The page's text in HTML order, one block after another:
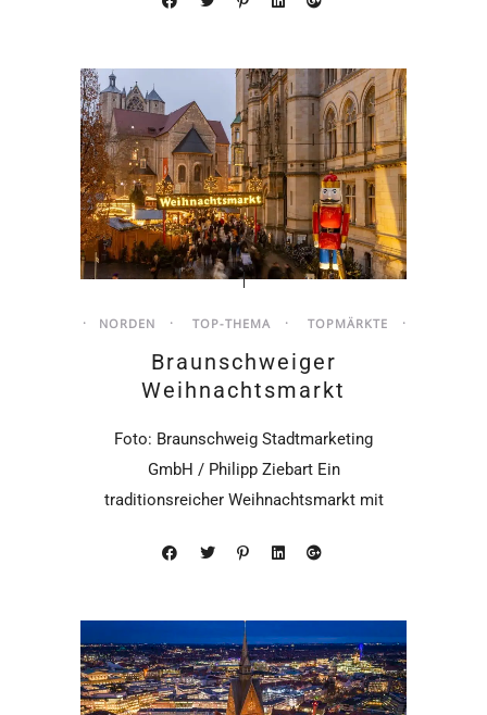
NORDEN TOP-THEMA TOPMÄRKTE
Braunschweiger
Weihnachtsmarkt
Foto: Braunschweig Stadtmarketing
GmbH / Philipp Ziebart Ein
traditionsreicher Weihnachtsmarkt mit
Kulturprogramm, eine Innenstadt